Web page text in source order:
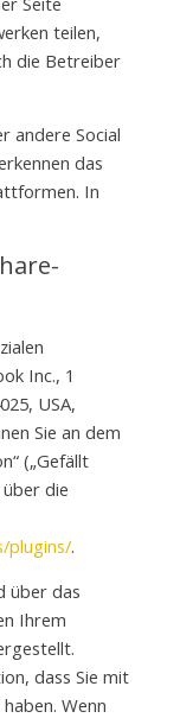
teilen,
die Betreiber
andere Social
das
In
Inc., 1
USA,
Sie an dem
(„Gefällt
die
plugins/.
über das
Ihrem
dass Sie mit
Wenn